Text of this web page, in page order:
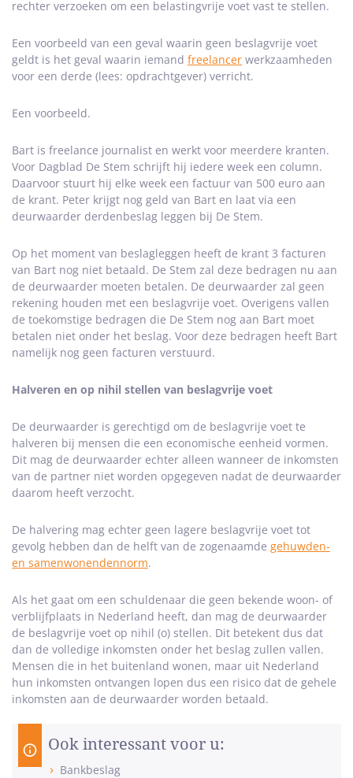
rechter verzoeken om een belastingvrije voet vast te stellen.
Een voorbeeld van een geval waarin geen beslagvrije voet
geldt is het geval waarin iemand freelancer werkzaamheden
voor een derde (lees: opdrachtgever) verricht.
Een voorbeeld.
Bart is freelance journalist en werkt voor meerdere kranten.
Voor Dagblad De Stem schrijft hij iedere week een column.
Daarvoor stuurt hij elke week een factuur van 500 euro aan
de krant. Peter krijgt nog geld van Bart en laat via een
deurwaarder derdenbeslag leggen bij De Stem.
Op het moment van beslagleggen heeft de krant 3 facturen
van Bart nog niet betaald. De Stem zal deze bedragen nu aan
de deurwaarder moeten betalen. De deurwaarder zal geen
rekening houden met een beslagvrije voet. Overigens vallen
de toekomstige bedragen die De Stem nog aan Bart moet
betalen niet onder het beslag. Voor deze bedragen heeft Bart
namelijk nog geen facturen verstuurd.
Halveren en op nihil stellen van beslagvrije voet
De deurwaarder is gerechtigd om de beslagvrije voet te
halveren bij mensen die een economische eenheid vormen.
Dit mag de deurwaarder echter alleen wanneer de inkomsten
van de partner niet worden opgegeven nadat de deurwaarder
daarom heeft verzocht.
De halvering mag echter geen lagere beslagvrije voet tot
gevolg hebben dan de helft van de zogenaamde gehuwden-
en samenwonendennorm.
Als het gaat om een schuldenaar die geen bekende woon- of
verblijfplaats in Nederland heeft, dan mag de deurwaarder
de beslagvrije voet op nihil (o) stellen. Dit betekent dus dat
dan de volledige inkomsten onder het beslag zullen vallen.
Mensen die in het buitenland wonen, maar uit Nederland
hun inkomsten ontvangen lopen dus een risico dat de gehele
inkomsten aan de deurwaarder worden betaald.
Ook interessant voor u:
Bankbeslag